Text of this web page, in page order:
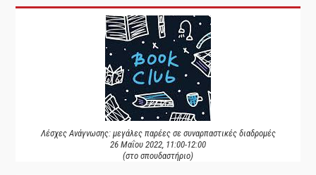
Λέσχες Ανάγνωσης: μεγάλες παρέες σε συναρπαστικές διαδρομές
26 Μαΐου 2022, 11:00-12:00
(στο σπουδαστήριο)